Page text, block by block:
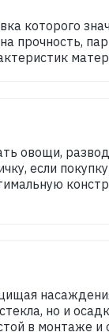
которого
прочность,
овощи,
если
но и
в монтаже и